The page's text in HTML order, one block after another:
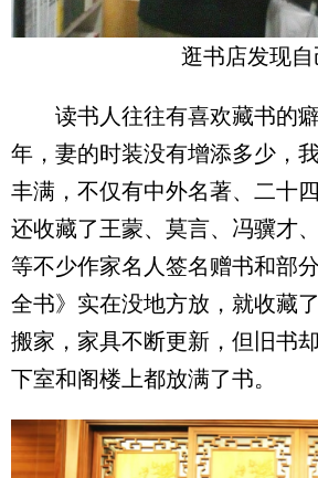
逛书店发现自
读书人往往有喜欢藏书的癖
年，妻的时装没有增添多少，
丰满，不仅有中外名著、二十
还收藏了王蒙、莫言、冯骥才
等不少作家名人签名赠书和部
全书》实在没地方放，就收藏
搬家，家具不断更新，但旧书
下室和阁楼上都放满了书。